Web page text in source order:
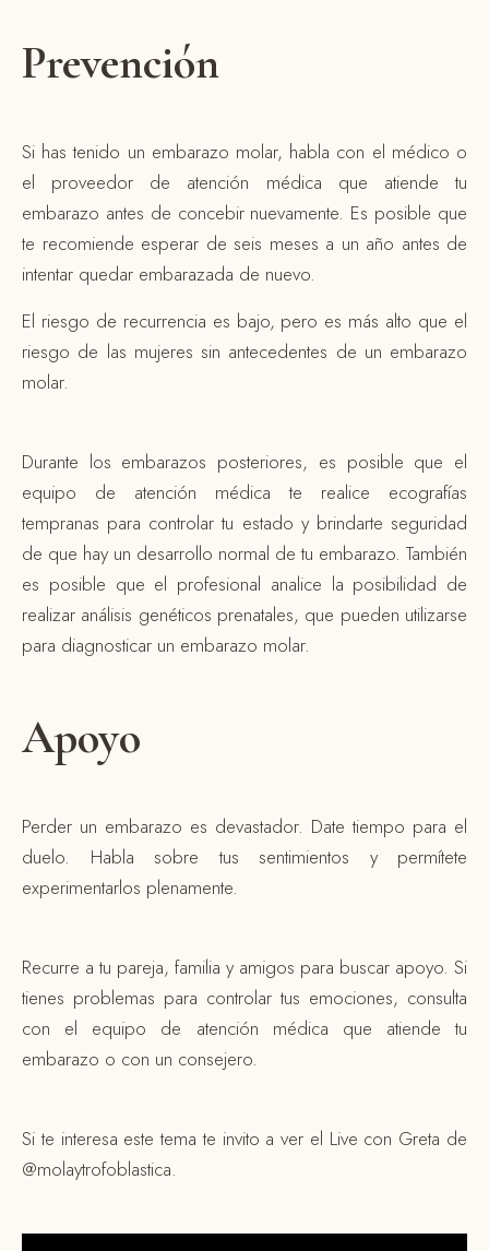
Prevención
Si has tenido un embarazo molar, habla con el médico o
el proveedor de atención médica que atiende tu
embarazo antes de concebir nuevamente. Es posible que
te recomiende esperar de seis meses a un año antes de
intentar quedar embarazada de nuevo.
El riesgo de recurrencia es bajo, pero es más alto que el
riesgo de las mujeres sin antecedentes de un embarazo
molar.
Durante los embarazos posteriores, es posible que el
equipo de atención médica te realice ecografías
tempranas para controlar tu estado y brindarte seguridad
de que hay un desarrollo normal de tu embarazo. También
es posible que el profesional analice la posibilidad de
realizar análisis genéticos prenatales, que pueden utilizarse
para diagnosticar un embarazo molar.
Apoyo
Perder un embarazo es devastador. Date tiempo para el
duelo. Habla sobre tus sentimientos y permítete
experimentarlos plenamente.
Recurre a tu pareja, familia y amigos para buscar apoyo. Si
tienes problemas para controlar tus emociones, consulta
con el equipo de atención médica que atiende tu
embarazo o con un consejero.
Si te interesa este tema te invito a ver el Live con Greta de
@molaytrofoblastica.